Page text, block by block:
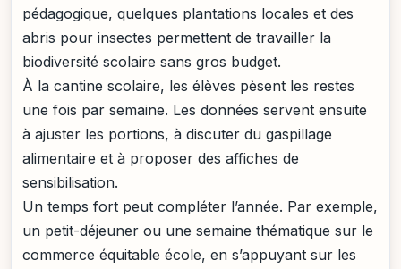
pédagogique, quelques plantations locales et des
abris pour insectes permettent de travailler la
biodiversité scolaire sans gros budget.
À la cantine scolaire, les élèves pèsent les restes
une fois par semaine. Les données servent ensuite
à ajuster les portions, à discuter du gaspillage
alimentaire et à proposer des affiches de
sensibilisation.
Un temps fort peut compléter l’année. Par exemple,
un petit-déjeuner ou une semaine thématique sur le
commerce équitable école, en s’appuyant sur les